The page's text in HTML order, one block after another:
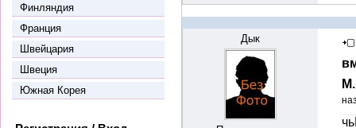
Финляндия
Франция
Швейцария
Швеция
Южная Корея
Дык